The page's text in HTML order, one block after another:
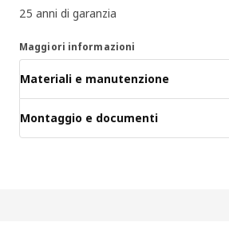
25 anni di garanzia
Maggiori informazioni
Materiali e manutenzione
Montaggio e documenti